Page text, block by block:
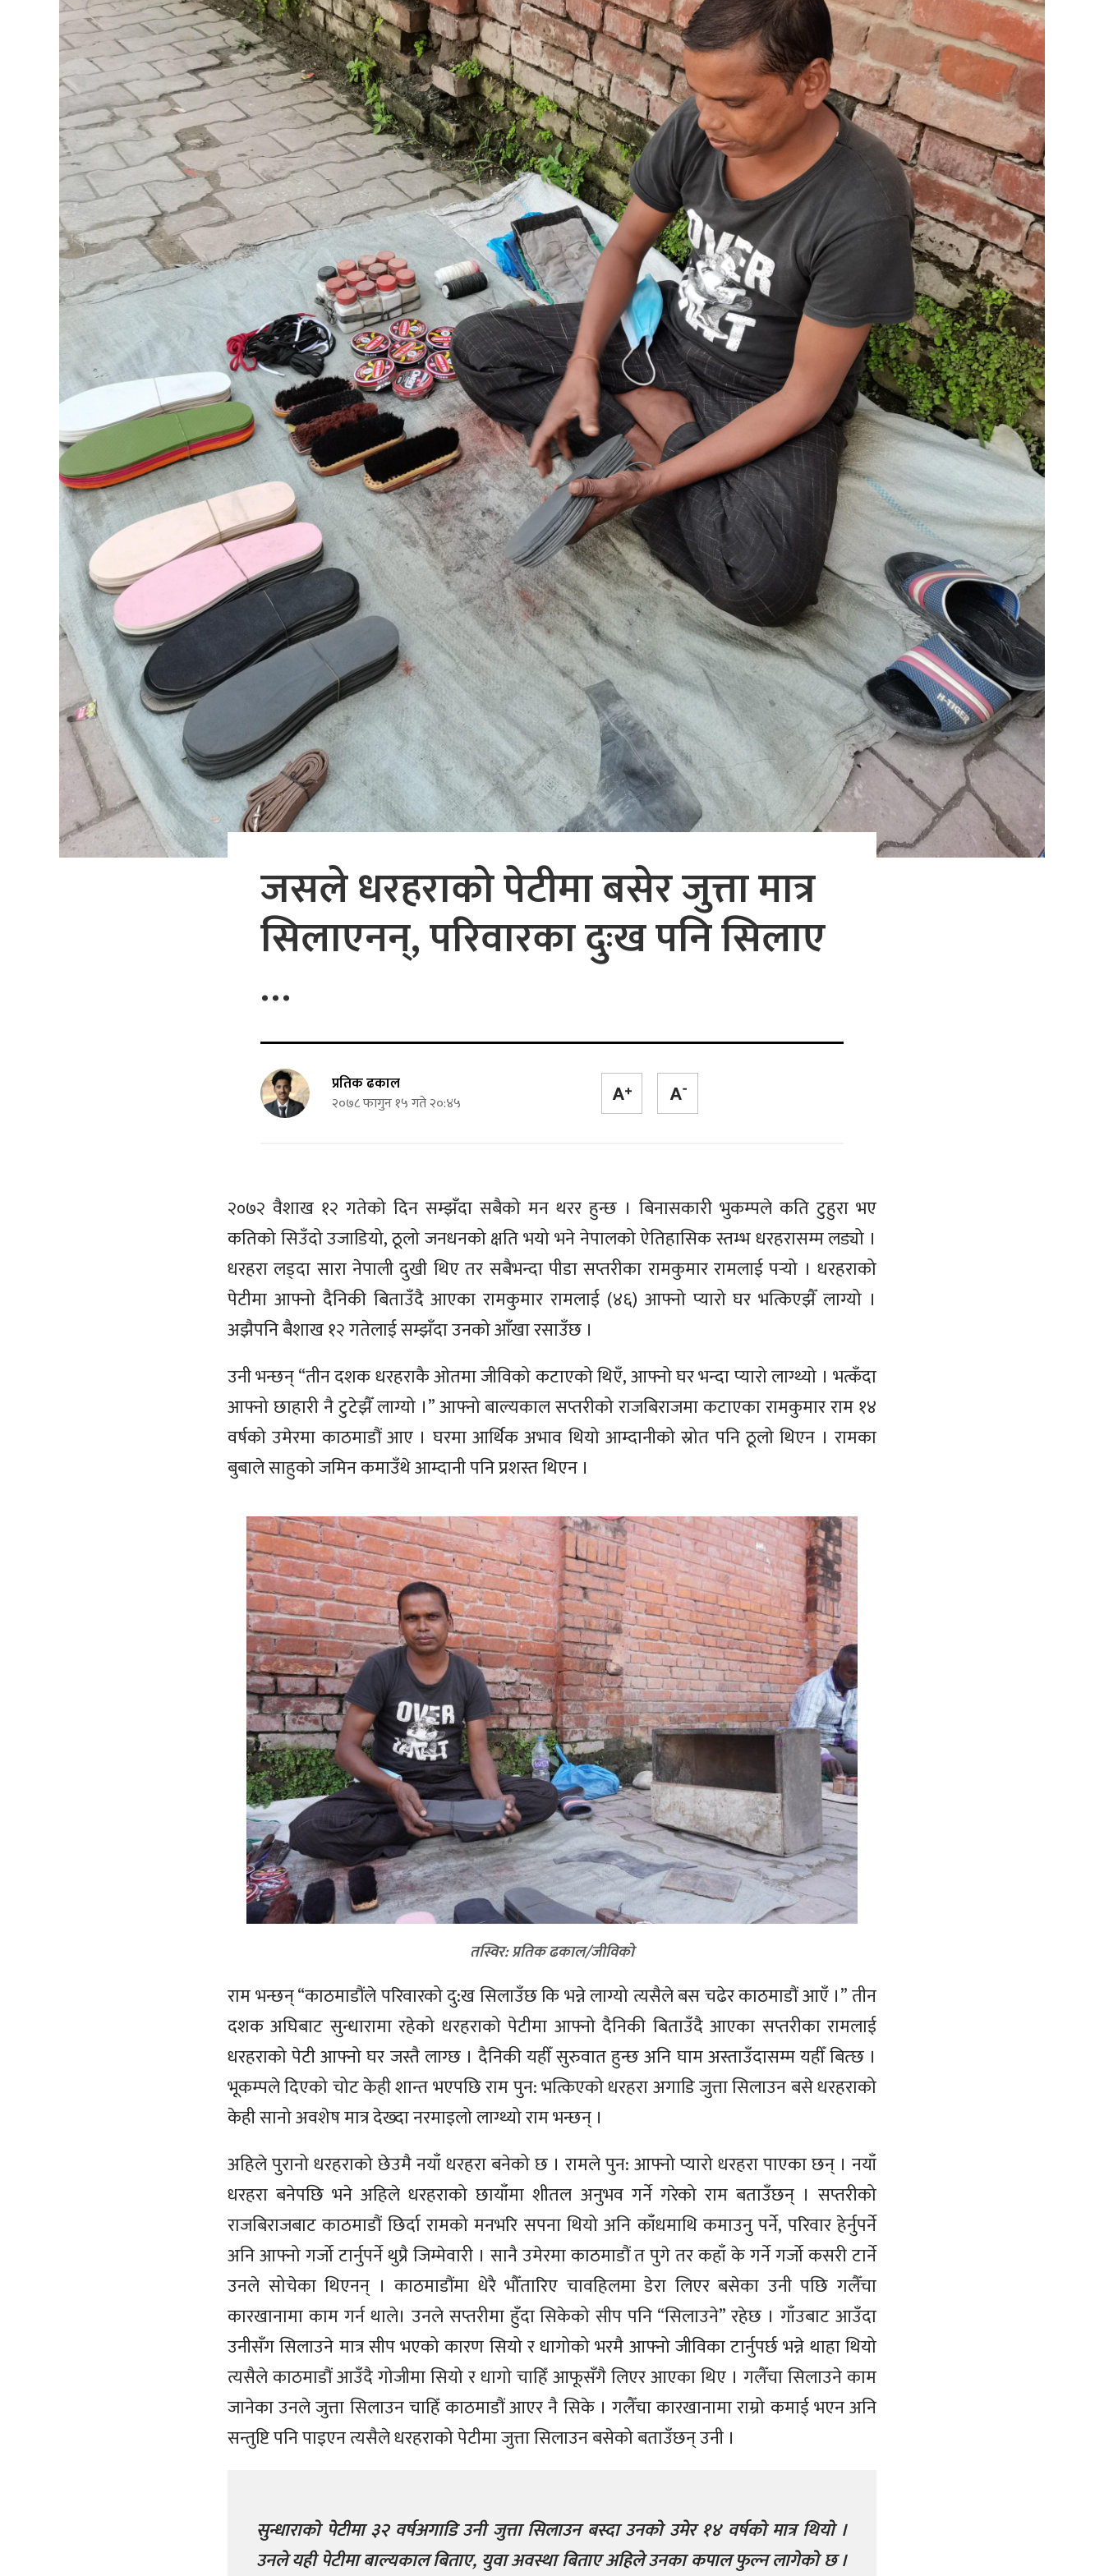
जसले धरहराको पेटीमा बसेर जुत्ता मात्र
सिलाएनन्, परिवारका दुःख पनि सिलाए
…
प्रतिक ढकाल
२०७८ फागुन १५ गते २०:४५
२०७२ वैशाख १२ गतेको दिन सम्झँदा सबैको मन थरर हुन्छ । बिनासकारी भुकम्पले कति टुहुरा भए
कतिको सिउँदो उजाडियो, ठूलो जनधनको क्षति भयो भने नेपालको ऐतिहासिक स्तम्भ धरहरासम्म लड्यो ।
धरहरा लड्दा सारा नेपाली दुखी थिए तर सबैभन्दा पीडा सप्तरीका रामकुमार रामलाई पर्‍यो । धरहराको
पेटीमा आफ्नो दैनिकी बिताउँदै आएका रामकुमार रामलाई (४६) आफ्नो प्यारो घर भत्किएझैँ लाग्यो ।
अझैपनि बैशाख १२ गतेलाई सम्झँदा उनको आँखा रसाउँछ ।
उनी भन्छन् “तीन दशक धरहराकै ओतमा जीविको कटाएको थिएँ, आफ्नो घर भन्दा प्यारो लाग्थ्यो । भत्कँदा
आफ्नो छाहारी नै टुटेझैँ लाग्यो ।” आफ्नो बाल्यकाल सप्तरीको राजबिराजमा कटाएका रामकुमार राम १४
वर्षको उमेरमा काठमाडौं आए । घरमा आर्थिक अभाव थियो आम्दानीको स्रोत पनि ठूलो थिएन । रामका
बुबाले साहुको जमिन कमाउँथे आम्दानी पनि प्रशस्त थिएन ।
तस्विर: प्रतिक ढकाल/जीविको
राम भन्छन् “काठमाडौंले परिवारको दु:ख सिलाउँछ कि भन्ने लाग्यो त्यसैले बस चढेर काठमाडौं आएँ ।” तीन
दशक अघिबाट सुन्धारामा रहेको धरहराको पेटीमा आफ्नो दैनिकी बिताउँदै आएका सप्तरीका रामलाई
धरहराको पेटी आफ्नो घर जस्तै लाग्छ । दैनिकी यहीँ सुरुवात हुन्छ अनि घाम अस्ताउँदासम्म यहीँ बित्छ ।
भूकम्पले दिएको चोट केही शान्त भएपछि राम पुन: भत्किएको धरहरा अगाडि जुत्ता सिलाउन बसे धरहराको
केही सानो अवशेष मात्र देख्दा नरमाइलो लाग्थ्यो राम भन्छन् ।
अहिले पुरानो धरहराको छेउमै नयाँ धरहरा बनेको छ । रामले पुन: आफ्नो प्यारो धरहरा पाएका छन् । नयाँ
धरहरा बनेपछि भने अहिले धरहराको छायाँमा शीतल अनुभव गर्ने गरेको राम बताउँछन् । सप्तरीको
राजबिराजबाट काठमाडौं छिर्दा रामको मनभरि सपना थियो अनि काँधमाथि कमाउनु पर्ने, परिवार हेर्नुपर्ने
अनि आफ्नो गर्जो टार्नुपर्ने थुप्रै जिम्मेवारी । सानै उमेरमा काठमाडौं त पुगे तर कहाँ के गर्ने गर्जो कसरी टार्ने
उनले सोचेका थिएनन् । काठमाडौंमा धेरै भौँतारिए चावहिलमा डेरा लिएर बसेका उनी पछि गलैँचा
कारखानामा काम गर्न थाले। उनले सप्तरीमा हुँदा सिकेको सीप पनि “सिलाउने” रहेछ । गाँउबाट आउँदा
उनीसँग सिलाउने मात्र सीप भएको कारण सियो र धागोको भरमै आफ्नो जीविका टार्नुपर्छ भन्ने थाहा थियो
त्यसैले काठमाडौं आउँदै गोजीमा सियो र धागो चाहिँ आफूसँगै लिएर आएका थिए । गलैँचा सिलाउने काम
जानेका उनले जुत्ता सिलाउन चाहिँ काठमाडौं आएर नै सिके । गलैँचा कारखानामा राम्रो कमाई भएन अनि
सन्तुष्टि पनि पाइएन त्यसैले धरहराको पेटीमा जुत्ता सिलाउन बसेको बताउँछन् उनी ।
सुन्धाराको पेटीमा ३२ वर्षअगाडि उनी जुत्ता सिलाउन बस्दा उनको उमेर १४ वर्षको मात्र थियो ।
उनले यही पेटीमा बाल्यकाल बिताए, युवा अवस्था बिताए अहिले उनका कपाल फुल्न लागेको छ ।